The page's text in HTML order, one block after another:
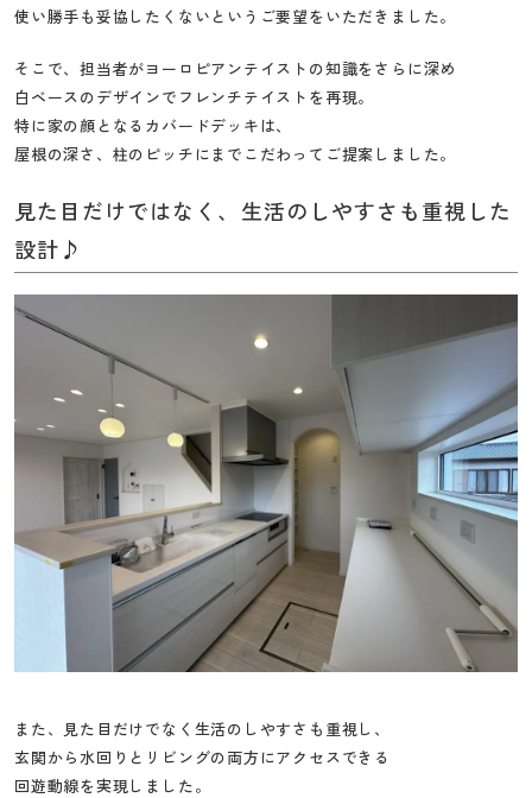
使い勝手も妥協したくないというご要望をいただきました。
そこで、担当者がヨーロピアンテイストの知識をさらに深め
白ベースのデザインでフレンチテイストを再現。
特に家の顔となるカバードデッキは、
屋根の深さ、柱のピッチにまでこだわってご提案しました。
見た目だけではなく、生活のしやすさも重視した
設計♪
また、見た目だけでなく生活のしやすさも重視し、
玄関から水回りとリビングの両方にアクセスできる
回遊動線を実現しました。